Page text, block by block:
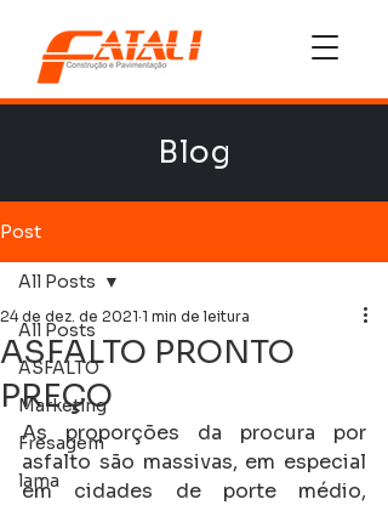
Blog
Post
All Posts
ASFALTO
Marketing
Fresagem
lama
All Posts
ASFALTO PRONTO
PREÇO
24 de dez. de 2021 1 min de leitura
As proporções da procura por
asfalto são massivas, em especial
em cidades de porte médio,